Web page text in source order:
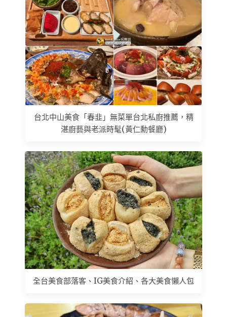
台北中山美食「春韭」無菜單台北私廚推薦，精
湛廚藝與老派時髦(黃仁勳餐廳)
全台美食部落客、IG美食介紹、各大美食懶人包